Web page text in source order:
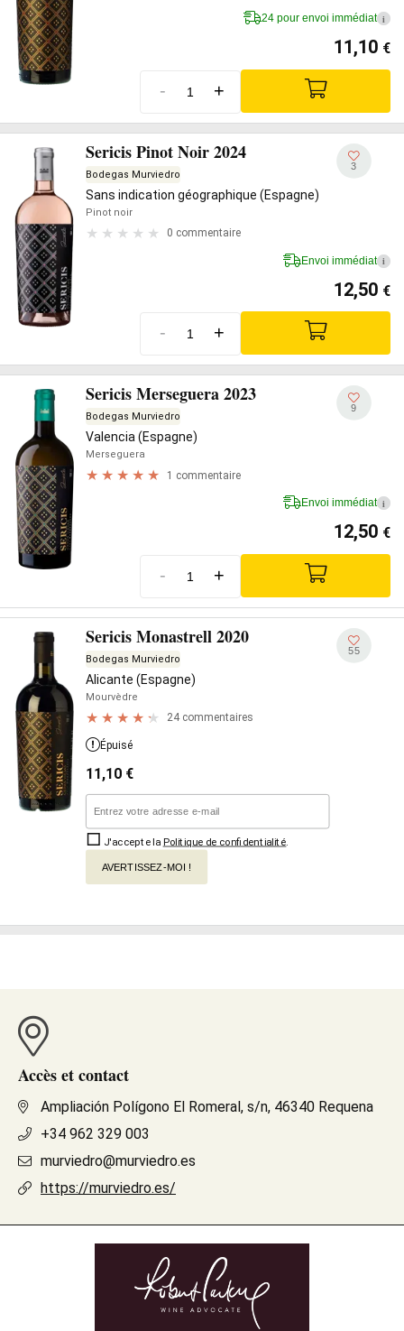
24 pour envoi immédiat i
11,10 €
- +
Sericis Pinot Noir 2024
Bodegas Murviedro
Sans indication géographique (Espagne)
Pinot noir
0 commentaire
3
Envoi immédiat i
12,50 €
- +
Sericis Merseguera 2023
Bodegas Murviedro
Valencia (Espagne)
Merseguera
1 commentaire
9
Envoi immédiat i
12,50 €
- +
Sericis Monastrell 2020
Bodegas Murviedro
Alicante (Espagne)
Mourvèdre
24 commentaires
55
Épuisé
11,10 €
J'accepte la Politique de confidentialité
AVERTISSEZ-MOI !
Accès et contact
Ampliación Polígono El Romeral, s/n, 46340 Requena
+34 962 329 003
murviedro@murviedro.es
https://murviedro.es/